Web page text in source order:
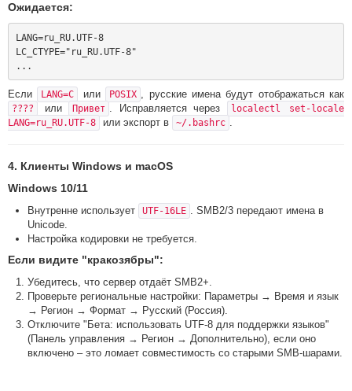
Ожидается:
LANG=ru_RU.UTF-8
LC_CTYPE="ru_RU.UTF-8"
Если LANG=C или POSIX , русские имена будут отображаться как
???? или Привет . Исправляется через
localectl set-locale
LANG=ru_RU.UTF-8
или экспорт в ~/.bashrc .
4. Клиенты Windows и macOS
Windows 10/11
Внутренне использует UTF-16LE . SMB2/3 передают имена в
Unicode.
Настройка кодировки не требуется.
Если видите "кракозябры":
Убедитесь, что сервер отдаёт SMB2+.
Проверьте региональные настройки: Параметры → Время и язык
→ Регион → Формат → Русский (Россия).
Отключите "Бета: использовать UTF-8 для поддержки языков"
(Панель управления → Регион → Дополнительно), если оно
включено – это ломает совместимость со старыми SMB-шарами.